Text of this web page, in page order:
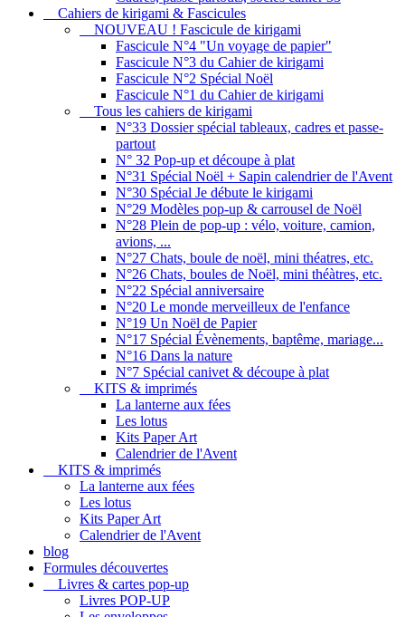
Cahiers de kirigami & Fascicules
NOUVEAU ! Fascicule de kirigami
Fascicule N°4 "Un voyage de papier"
Fascicule N°3 du Cahier de kirigami
Fascicule N°2 Spécial Noël
Fascicule N°1 du Cahier de kirigami
Tous les cahiers de kirigami
N°33 Dossier spécial tableaux, cadres et passe-
partout
N° 32 Pop-up et découpe à plat
N°31 Spécial Noël + Sapin calendrier de l'Avent
N°30 Spécial Je débute le kirigami
N°29 Modèles pop-up & carrousel de Noël
N°28 Plein de pop-up : vélo, voiture, camion,
avions, ...
N°27 Chats, boule de noël, mini théatres, etc.
N°26 Chats, boules de Noël, mini théàtres, etc.
N°22 Spécial anniversaire
N°20 Le monde merveilleux de l'enfance
N°19 Un Noël de Papier
N°17 Spécial Évènements, baptême, mariage...
N°16 Dans la nature
N°7 Spécial canivet & découpe à plat
KITS & imprimés
La lanterne aux fées
Les lotus
Kits Paper Art
Calendrier de l'Avent
KITS & imprimés
La lanterne aux fées
Les lotus
Kits Paper Art
Calendrier de l'Avent
blog
Formules découvertes
Livres & cartes pop-up
Livres POP-UP